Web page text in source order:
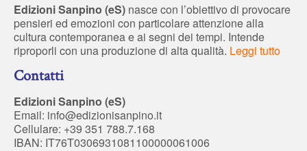
Edizioni Sanpino (eS) nasce con l’obiettivo di provocare
pensieri ed emozioni con particolare attenzione alla
cultura contemporanea e ai segni dei tempi. Intende
riproporli con una produzione di alta qualità. Leggi tutto
Contatti
Edizioni Sanpino (eS)
Email: info@edizionisanpino.it
Cellulare: +39 351 788.7.168
IBAN: IT76T0306931081100000061006